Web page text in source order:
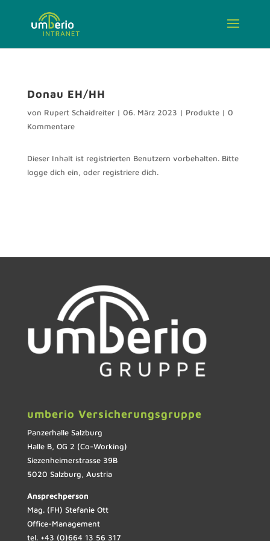
Donau EH/HH
von Rupert Schaidreiter| 06. März 2023 | Produkte| 0
Kommentare
Dieser Inhalt ist registrierten Benutzern vorbehalten. Bitte
logge dich ein, oder registriere dich.
umberio Versicherungsgruppe
Panzerhalle Salzburg
Halle B, OG 2 (Co-Working)
Siezenheimerstrasse 39B
5020 Salzburg, Austria
Ansprechperson
Mag. (FH) Stefanie Ott
Office-Management
tel. +43 (0)664 13 56 317